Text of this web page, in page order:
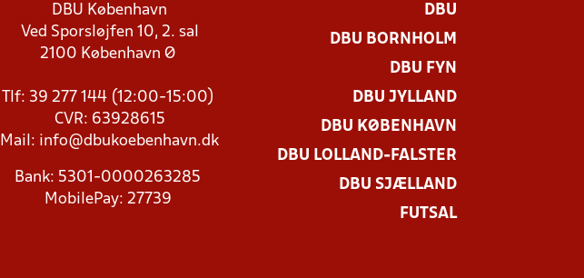
DBU København
Ved Sporsløjfen 10, 2. sal
2100 København Ø
Tlf: 39 277 144 (12:00-15:00)
CVR: 63928615
Mail: info@dbukoebenhavn.dk
Bank: 5301-0000263285
MobilePay: 27739
DBU
DBU BORNHOLM
DBU FYN
DBU JYLLAND
DBU KØBENHAVN
DBU LOLLAND-FALSTER
DBU SJÆLLAND
FUTSAL